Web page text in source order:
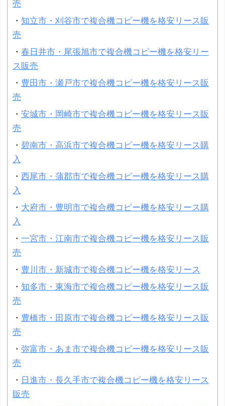
売
・ 知立市・刈谷市で複合機コピー機を格安リース販
売
・ 春日井市・尾張旭市で複合機コピー機を格安リー
ス販売
・ 豊田市・瀬戸市で複合機コピー機を格安リース販
売
・ 安城市・岡崎市で複合機コピー機を格安リース販
売
・ 碧南市・高浜市で複合機コピー機を格安リース購
入
・ 西尾市・蒲郡市で複合機コピー機を格安リース購
入
・ 大府市・豊明市で複合機コピー機を格安リース購
入
・ 一宮市・江南市で複合機コピー機を格安リース販
売
・ 豊川市・新城市で複合機コピー機を格安リース
・ 知多市・東海市で複合機コピー機を格安リース販
売
・ 豊橋市・田原市で複合機コピー機を格安リース販
売
・ 弥富市・あま市で複合機コピー機を格安リース販
売
・ 日進市・長久手市で複合機コピー機を格安リース
販売